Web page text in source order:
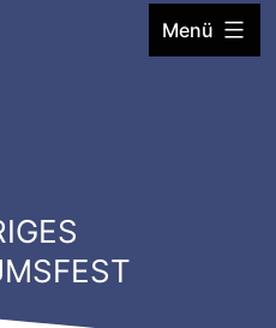
Menü